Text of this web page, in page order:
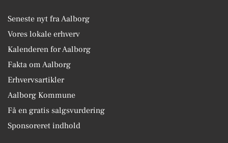
Seneste nyt fra Aalborg
Vores lokale erhverv
Kalenderen for Aalborg
Fakta om Aalborg
Erhvervsartikler
Aalborg Kommune
Få en gratis salgsvurdering
Sponsoreret indhold